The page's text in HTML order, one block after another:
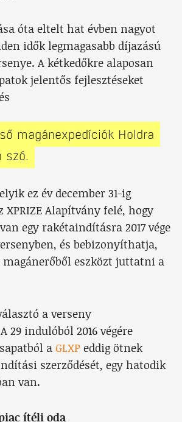
óta eltelt hat évben nagyot
idők legmagasabb díjazású
A kétkedőkre alaposan
jelentős fejlesztéseket
magánexpedíciók Holdra
szó.
ez év december 31-ig
Alapítvány felé, hogy
egy rakétaindításra 2017 vége
és bebizonyíthatja,
magánerőből eszközt juttatni a
a verseny
29 indulóból 2016 végére
a GLXP eddig ötnek
szerződését, egy hatodik
van.
ítéli oda